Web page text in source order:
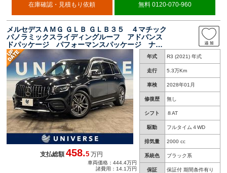
在庫確認・見積もり依頼 無料 0120-070-960
メルセデスＡＭＧ ＧＬＢ ＧＬＢ３５ ４マチック
パノラミックスライディングルーフ アドバンス
ドパッケージ パフォーマンスパッケージ ナビ
ゲーションパッケージ コックピットディスプレ
イ レーダーセーフティパッケージ 純正１９イ
ンチアルミ ＥＴＣ
年式 R3 (2021) 年式
走行 5.3万Km
車検 2028年01月
修復歴 無し
シフト ８AT
駆動 フルタイム４WD
排気量 2000 cc
系統色 ブラック系
保証 保証付 期間条件有り
支払総額458.5 万円
車両価格：444.4万円
諸費用：14.1万円